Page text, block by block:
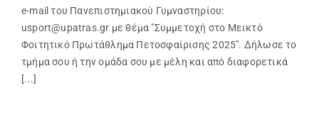
e-mail του Πανεπιστημιακού Γυμναστηρίου:
usport@upatras.gr με θέμα "Συμμετοχή στο Μεικτό
Φοιτητικό Πρωτάθλημα Πετοσφαίρισης 2025". Δήλωσε το
τμήμα σου ή την ομάδα σου με μέλη και από διαφορετικά
[...]